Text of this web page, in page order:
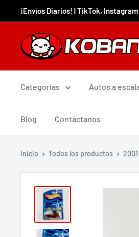
¡Envíos Diarios! | TikTok,
Categorías Autos a
Blog Contáctanos
Inicio Todos los productos